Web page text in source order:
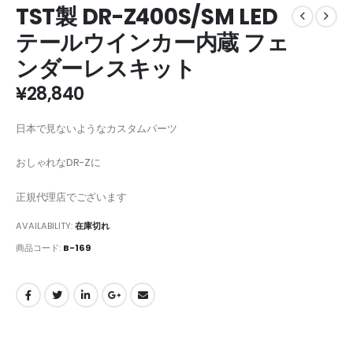
TST製 DR-Z400S/SM LED
テールウインカー内蔵 フェ
ンダーレスキット
¥28,840
日本で見ないようなカスタムパーツ
おしゃれなDR-Zに
正規代理店でございます
AVAILABILITY:在庫切れ
商品コード: B-169